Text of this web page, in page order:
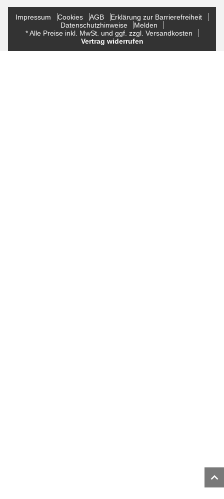
Impressum Cookies AGB
Erklärung zur Barrierefreiheit
Datenschutzhinweise
Melden
* Alle Preise inkl. MwSt. und ggf. zzgl. Versandkosten
Vertrag widerrufen